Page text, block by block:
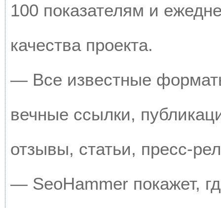
100 показателям и
качества проекта.
— Все известные
вечные ссылки,
отзывы, статьи, пресс-
— SeoHammer покажет,